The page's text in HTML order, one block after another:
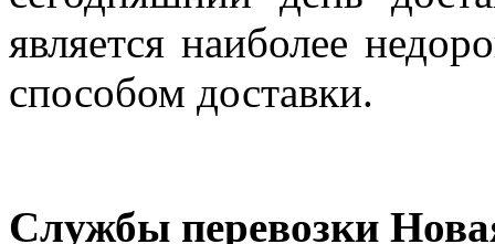
является наиболее
способом доставки.
Службы перевозки